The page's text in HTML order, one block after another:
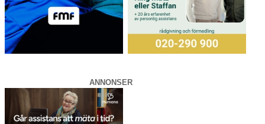
ANNONSER